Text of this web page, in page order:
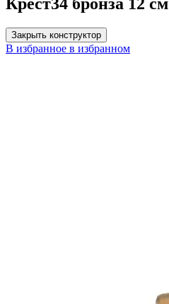
Крест34 бронза 12 см
Закрыть конструктор
В избранное в избранном